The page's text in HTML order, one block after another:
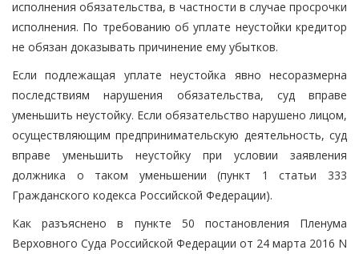
исполнения обязательства, в частности в случае просрочки
исполнения. По требованию об уплате неустойки кредитор
не обязан доказывать причинение ему убытков.
Если подлежащая уплате неустойка явно несоразмерна
последствиям нарушения обязательства, суд вправе
уменьшить неустойку. Если обязательство нарушено лицом,
осуществляющим предпринимательскую деятельность, суд
вправе уменьшить неустойку при условии заявления
должника о таком уменьшении (пункт 1 статьи 333
Гражданского кодекса Российской Федерации).
Как разъяснено в пункте 50 постановления Пленума
Верховного Суда Российской Федерации от 24 марта 2016 N